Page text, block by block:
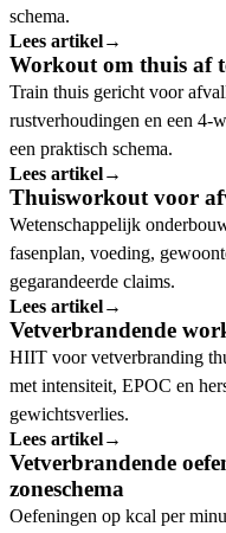
schema.
Lees artikel→
Workout om thuis af
Train thuis gericht voor
rustverhoudingen en een 4-
een praktisch schema.
Lees artikel→
Thuisworkout voor
Wetenschappelijk
fasenplan, voeding,
gegarandeerde claims.
Lees artikel→
Vetverbrandende
HIIT voor vetverbranding
met intensiteit, EPOC en
gewichtsverlies.
Lees artikel→
Vetverbrandende
zoneschema
Oefeningen op kcal per